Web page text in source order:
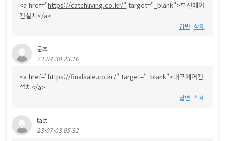
<a href="https://catchliving.co.kr/" target="_blank">부산에어
컨설치</a>
답변 삭제
문초
23-04-30 23:16
<a href="https://finalsale.co.kr/" target="_blank">대구에어컨
설치</a>
답변 삭제
tact
23-07-03 05:32